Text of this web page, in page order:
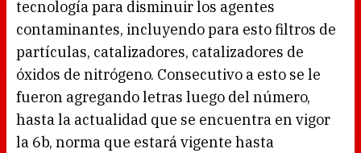
tecnología para disminuir los agentes
contaminantes, incluyendo para esto filtros de
partículas, catalizadores, catalizadores de
óxidos de nitrógeno. Consecutivo a esto se le
fueron agregando letras luego del número,
hasta la actualidad que se encuentra en vigor
la 6b, norma que estará vigente hasta